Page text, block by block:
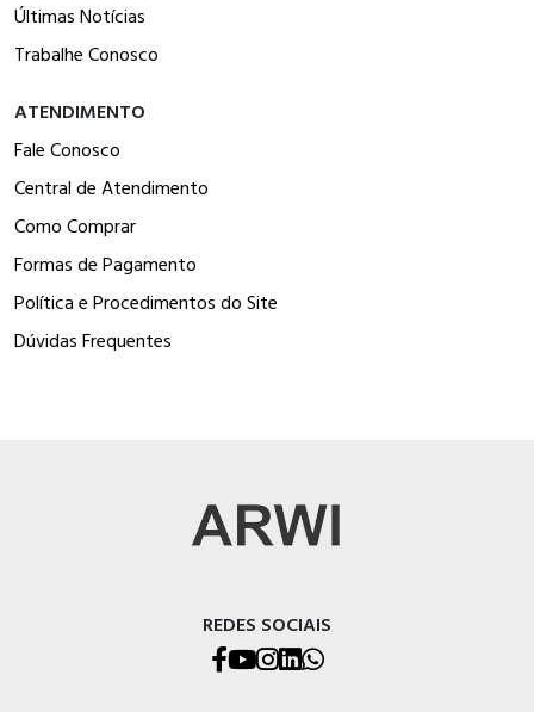
Últimas Notícias
Trabalhe Conosco
ATENDIMENTO
Fale Conosco
Central de Atendimento
Como Comprar
Formas de Pagamento
Política e Procedimentos do Site
Dúvidas Frequentes
REDES SOCIAIS